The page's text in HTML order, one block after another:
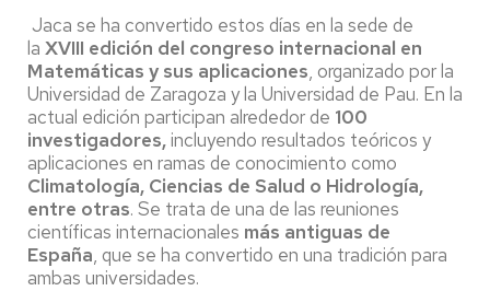
Jaca se ha convertido estos días en la sede de
la XVIII edición del congreso internacional en
Matemáticas y sus aplicaciones, organizado por la
Universidad de Zaragoza y la Universidad de Pau. En la
actual edición participan alrededor de 100
investigadores,incluyendo resultados teóricos y
aplicaciones en ramas de conocimiento como
Climatología, Ciencias de Salud o Hidrología,
entre otras. Se trata de una de las reuniones
científicas internacionales más antiguas de
España, que se ha convertido en una tradición para
ambas universidades.